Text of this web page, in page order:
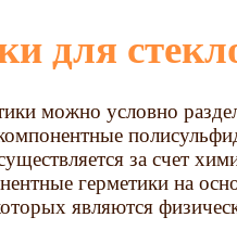
для
можно условно
за счет
герметики на
являются